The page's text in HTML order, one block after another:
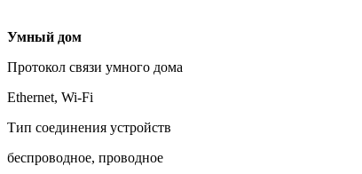
Умный дом
Протокол связи умного дома
Ethernet, Wi-Fi
Тип соединения устройств
беспроводное, проводное